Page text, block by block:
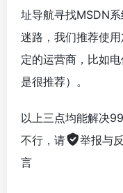
址导航寻找MSDN
迷路，我们推荐使
定的运营商，比如
是很推荐）。
以上三点均能解决
不行，请
举报与
言